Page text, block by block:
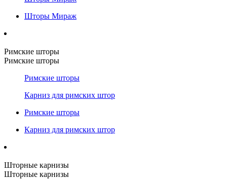
Шторы Мираж
Римские шторы
Римские шторы
Римские шторы
Карниз для римских штор
Римские шторы
Карниз для римских штор
Шторные карнизы
Шторные карнизы